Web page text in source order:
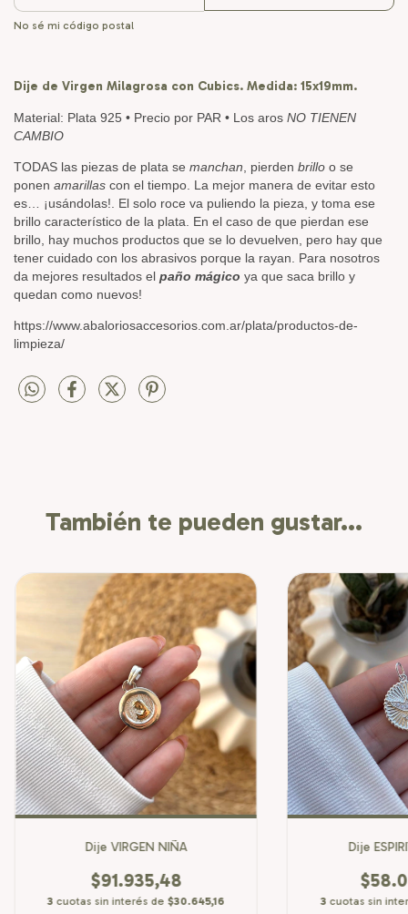
No sé mi código postal
Dije de Virgen Milagrosa con Cubics. Medida: 15x19mm.
Material: Plata 925 • Precio por PAR • Los aros NO TIENEN
CAMBIO
TODAS las piezas de plata se manchan , pierden brillo o se
ponen amarillas con el tiempo. La mejor manera de evitar esto
es… ¡usándolas!. El solo roce va puliendo la pieza, y toma ese
brillo característico de la plata. En el caso de que pierdan ese
brillo, hay muchos productos que se lo devuelven, pero hay que
tener cuidado con los abrasivos porque la rayan. Para nosotros
da mejores resultados el paño mágico ya que saca brillo y
quedan como nuevos!
https://www.abaloriosaccesorios.com.ar/plata/productos-de-
limpieza/
También te pueden gustar...
Dije VIRGEN NIÑA
$91.935,48
3 cuotas sin interés de $30.645,16
Dije
3 cuotas sin